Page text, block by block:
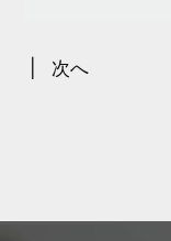
次へ